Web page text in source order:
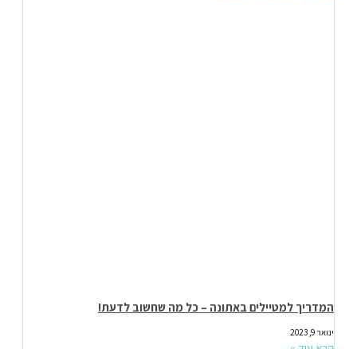
המדריך למטיילים באתונה – כל מה שחשוב לדעת!
ינואר 9, 2023